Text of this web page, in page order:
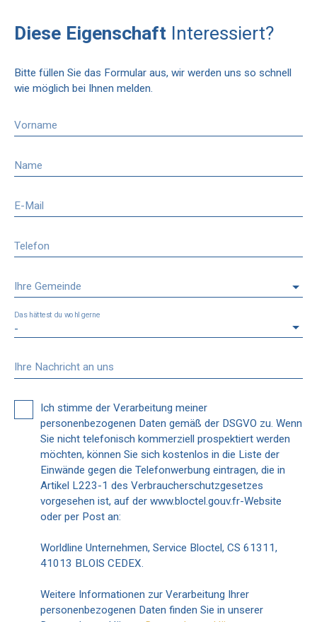
Diese Eigenschaft Interessiert?
Bitte füllen Sie das Formular aus, wir werden uns so schnell
wie möglich bei Ihnen melden.
Vorname
Name
E-Mail
Telefon
Ihre Gemeinde
-
Das hättest du wohl gerne
Ihre Nachricht an uns
Ich stimme der Verarbeitung meiner
personenbezogenen Daten gemäß der DSGVO zu. Wenn
Sie nicht telefonisch kommerziell prospektiert werden
möchten, können Sie sich kostenlos in die Liste der
Einwände gegen die Telefonwerbung eintragen, die in
Artikel L223-1 des Verbraucherschutzgesetzes
vorgesehen ist, auf der www.bloctel.gouv.fr-Website
oder per Post an:
Worldline Unternehmen, Service Bloctel, CS 61311,
41013 BLOIS CEDEX.
Weitere Informationen zur Verarbeitung Ihrer
personenbezogenen Daten finden Sie in unserer